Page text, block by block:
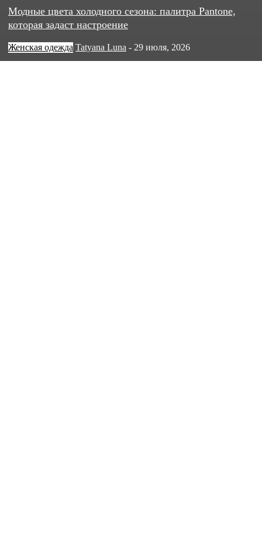
Модные цвета холодного сезона: палитра Pantone,
которая задаст настроение
Женская одежда Tatyana Luna - 29 июля, 2026